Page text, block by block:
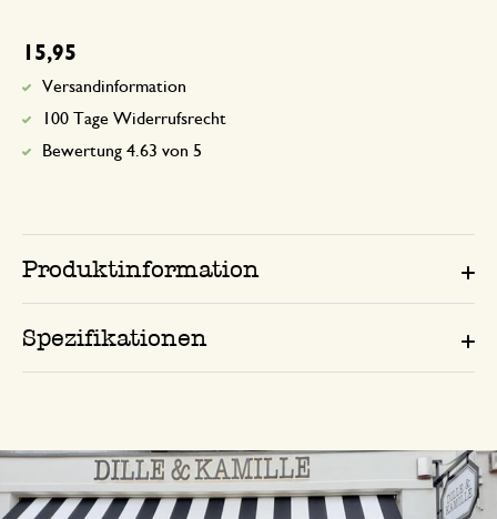
15,95
Versandinformation
100 Tage Widerrufsrecht
Bewertung 4.63 von 5
Produktinformation
Spezifikationen